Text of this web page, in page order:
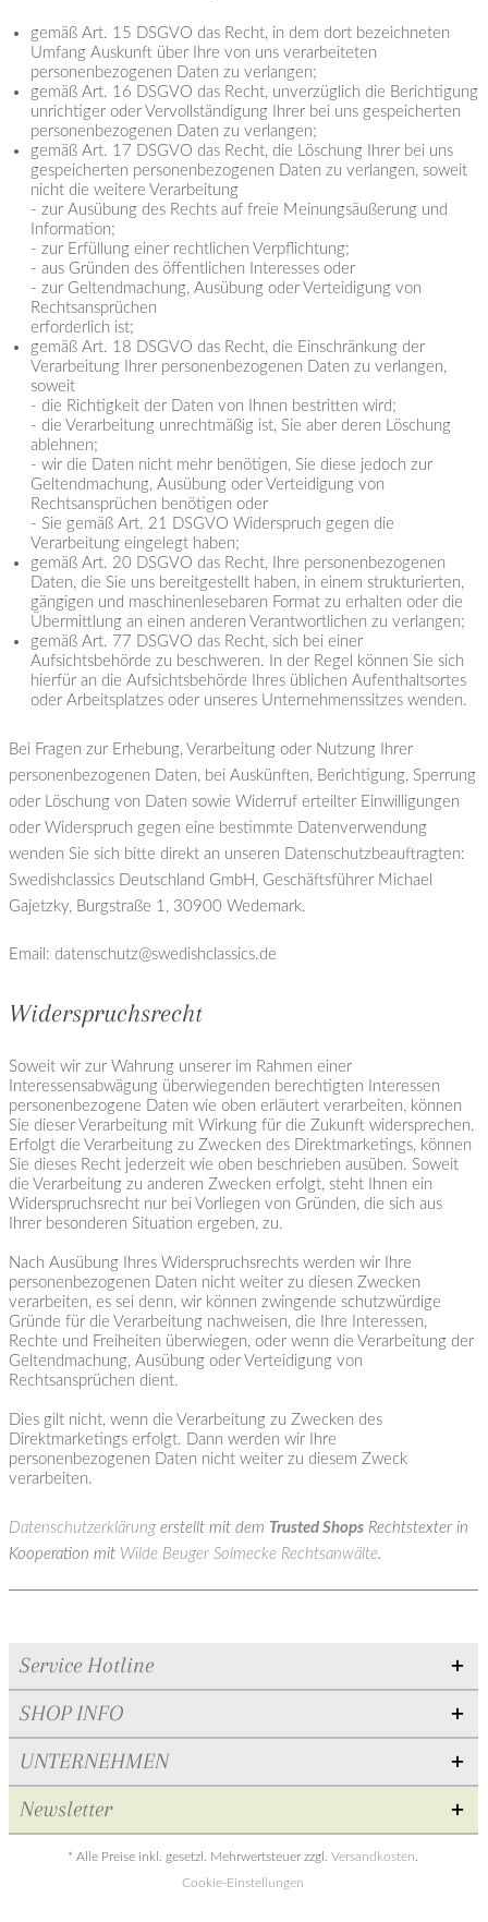
gemäß Art. 15 DSGVO das Recht, in dem dort bezeichneten
Umfang Auskunft über Ihre von uns verarbeiteten
personenbezogenen Daten zu verlangen;
gemäß Art. 16 DSGVO das Recht, unverzüglich die Berichtigung
unrichtiger oder Vervollständigung Ihrer bei uns gespeicherten
personenbezogenen Daten zu verlangen;
gemäß Art. 17 DSGVO das Recht, die Löschung Ihrer bei uns
gespeicherten personenbezogenen Daten zu verlangen, soweit
nicht die weitere Verarbeitung
- zur Ausübung des Rechts auf freie Meinungsäußerung und
Information;
- zur Erfüllung einer rechtlichen Verpflichtung;
- aus Gründen des öffentlichen Interesses oder
- zur Geltendmachung, Ausübung oder Verteidigung von
Rechtsansprüchen
erforderlich ist;
gemäß Art. 18 DSGVO das Recht, die Einschränkung der
Verarbeitung Ihrer personenbezogenen Daten zu verlangen,
soweit
- die Richtigkeit der Daten von Ihnen bestritten wird;
- die Verarbeitung unrechtmäßig ist, Sie aber deren Löschung
ablehnen;
- wir die Daten nicht mehr benötigen, Sie diese jedoch zur
Geltendmachung, Ausübung oder Verteidigung von
Rechtsansprüchen benötigen oder
- Sie gemäß Art. 21 DSGVO Widerspruch gegen die
Verarbeitung eingelegt haben;
gemäß Art. 20 DSGVO das Recht, Ihre personenbezogenen
Daten, die Sie uns bereitgestellt haben, in einem strukturierten,
gängigen und maschinenlesebaren Format zu erhalten oder die
Übermittlung an einen anderen Verantwortlichen zu verlangen;
gemäß Art. 77 DSGVO das Recht, sich bei einer
Aufsichtsbehörde zu beschweren. In der Regel können Sie sich
hierfür an die Aufsichtsbehörde Ihres üblichen Aufenthaltsortes
oder Arbeitsplatzes oder unseres Unternehmenssitzes wenden.
Bei Fragen zur Erhebung, Verarbeitung oder Nutzung Ihrer
personenbezogenen Daten, bei Auskünften, Berichtigung, Sperrung
oder Löschung von Daten sowie Widerruf erteilter Einwilligungen
oder Widerspruch gegen eine bestimmte Datenverwendung
wenden Sie sich bitte direkt an unseren Datenschutzbeauftragten:
Swedishclassics Deutschland GmbH, Geschäftsführer Michael
Gajetzky, Burgstraße 1, 30900 Wedemark.
Email: datenschutz@swedishclassics.de
Widerspruchsrecht
Soweit wir zur Wahrung unserer im Rahmen einer
Interessensabwägung überwiegenden berechtigten Interessen
personenbezogene Daten wie oben erläutert verarbeiten, können
Sie dieser Verarbeitung mit Wirkung für die Zukunft widersprechen.
Erfolgt die Verarbeitung zu Zwecken des Direktmarketings, können
Sie dieses Recht jederzeit wie oben beschrieben ausüben. Soweit
die Verarbeitung zu anderen Zwecken erfolgt, steht Ihnen ein
Widerspruchsrecht nur bei Vorliegen von Gründen, die sich aus
Ihrer besonderen Situation ergeben, zu.
Nach Ausübung Ihres Widerspruchsrechts werden wir Ihre
personenbezogenen Daten nicht weiter zu diesen Zwecken
verarbeiten, es sei denn, wir können zwingende schutzwürdige
Gründe für die Verarbeitung nachweisen, die Ihre Interessen,
Rechte und Freiheiten überwiegen, oder wenn die Verarbeitung der
Geltendmachung, Ausübung oder Verteidigung von
Rechtsansprüchen dient.
Dies gilt nicht, wenn die Verarbeitung zu Zwecken des
Direktmarketings erfolgt. Dann werden wir Ihre
personenbezogenen Daten nicht weiter zu diesem Zweck
verarbeiten.
Datenschutzerklärungerstellt mit dem Trusted ShopsRechtstexter in
Kooperation mit Wilde Beuger Solmecke Rechtsanwälte.
Service Hotline
SHOP INFO
UNTERNEHMEN
Newsletter
* Alle Preise inkl. gesetzl. Mehrwertsteuer zzgl.Versandkosten
Cookie-Einstellungen